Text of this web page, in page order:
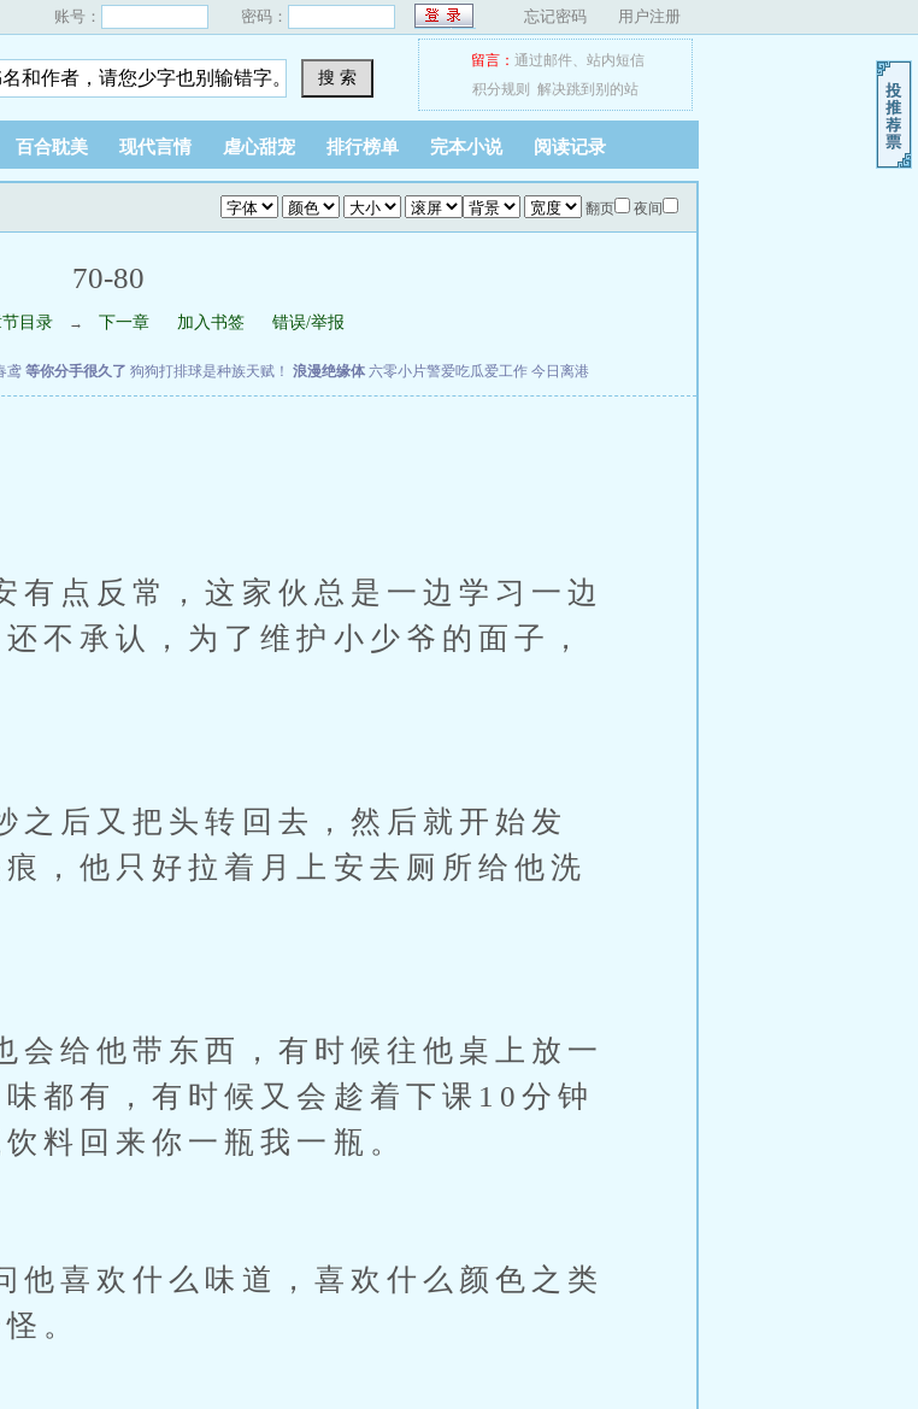
账号： 密码： 忘记密码 用户注册
搜 索
留言： 通过邮件、 站内短信
积分规则
解决跳到别的站
百合耽美 现代言情 虐心甜宠 排行榜单 完本小说 阅读记录
翻页 夜间
70-80
目录 → 下一章 加入书签 错误/举报
鸢 等你分手很久了 狗狗打排球是种族天赋！ 浪漫绝缘体 六零小片警爱吃瓜爱工作 今日离港
点反常，这家伙总是一边学习一边
不承认，为了维护小少爷的面子，
后又把头转回去，然后就开始发
，他只好拉着月上安去厕所给他洗
给他带东西，有时候往他桌上放一
都有，有时候又会趁着下课10分钟
料回来你一瓶我一瓶。
喜欢什么味道，喜欢什么颜色之类
。